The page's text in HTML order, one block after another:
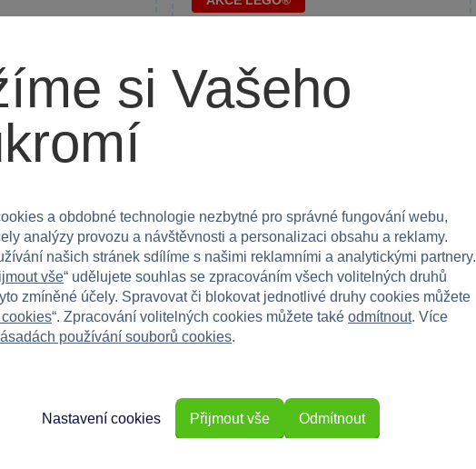
Grand Hotel
5 x
LEGO® Friends 42673 Rodinná dovolená
u pláže
Užijte si rodinnou zábavu na dovolené s touto
akční stavebnicí...
2 419 Kč
si Vašeho
a obdobné technologie nezbytné pro správné fungování webu,
analýzy provozu a návštěvnosti a personalizaci obsahu a reklamy.
našich stránek sdílíme s našimi reklamními a analytickými partnery.
vše“ udělujete souhlas se zpracováním všech volitelných druhů
zmíněné účely. Spravovat či blokovat jednotlivé druhy cookies můžete
“. Zpracování volitelných cookies můžete také odmítnout. Více
používání souborů cookies.
Odmítnout
Nastavení cookies Přijmout vše